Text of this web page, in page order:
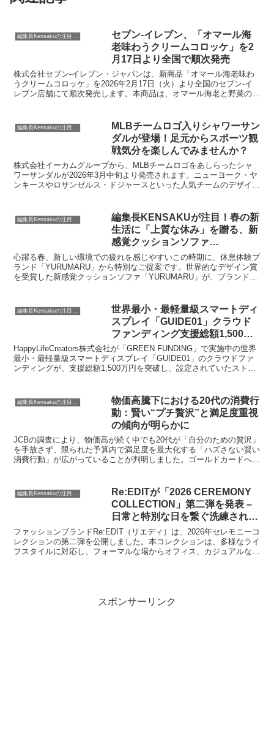
セブン‐イレブン、「オマール海
老味わうクリームコロッケ」を2
月17日より全国で順次発売
株式会社セブン‐イレブン・ジャパンは、新商品「オマール海老味わ
うクリームコロッケ」を2026年2月17日（火）より全国のセブン‐イ
レブン店舗にて順次発売します。本商品は、オマール海老と野菜の旨
り入れられる一品です。
編集長Kensakuの注目ネタ
MLBチームロゴ入りシャワーサン
ダルが登場！足元からスポーツ観
戦気分を楽しんでみませんか？
株式会社イーカムグループから、MLBチームロゴをあしらったシャ
ワーサンダルが2026年3月中旬より発売されます。ニューヨーク・ヤ
ンキースやロサンゼルス・ドジャースといった人気チームのデザイン
はもちろん、デイリーコーデにスポーティーなアクセントを加えたい
方にもおすすめです。
編集長KENSAKUが注目！春の新
生活に「上質な休み」を贈る、新
感覚クッションソファ
「YURUMARU」初の全品
15%OFFセール開催！
心躍る春、新しい環境での疲れを感じやすいこの時期に、休息体験ブ
ランド「YURUMARU」から特別なご提案です。世界的なデザイン賞
を受賞した新感覚クッションソファ「YURUMARU」が、ブランド初
チャンスです。
世界最小・最軽量級スマートディ
スプレイ「GUIDE01」クラウド
ファンディング支援総額1,500万
円突破、ストレッチゴール達成
HappyLifeCreators株式会社が「GREEN FUNDING」で実施中の世界
最小・最軽量級スマートディスプレイ「GUIDE01」のクラウドファ
ンディングが、支援総額1,500万円を突破し、設定されていたストレ
編集長Kensakuの注目ネタ
物価高騰下における20代の消費行
動：賢い“プチ贅沢”と満足度重視
の傾向が明らかに
JCBの調査により、物価高が続く中でも20代が「自分のための贅沢」
を手放さず、限られた予算内で満足度を最大化する「ハズさない賢い
消費行動」が広がっていることが判明しました。ゴールドカードへの
編集長Kensakuの注目ネタ
Re:EDITが「2026 CEREMONY
COLLECTION」第二弾を発表 –
日常と特別な日を繋ぐ洗練された
セレモニーウェア
ファッションブランドRe:EDIT（リエディ）は、2026年セレモニーコ
レクションの第二弾を公開しました。本コレクションは、多様なライ
フスタイルに対応し、フォーマルな場からオフィス、カジュアルな休
スポンサーリンク